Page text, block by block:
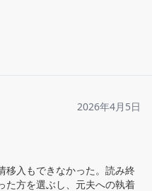
2026年4月5日
移入もできなかった。読み終
た方を選ぶし、元夫への執着